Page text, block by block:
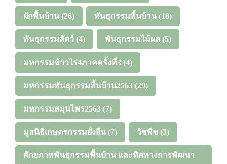
ผักพื้นบ้าน (26) พันธุกรรมพื้นบ้าน (18)
พันธุกรรมสัตว์ (4) พันธุกรรมไม้ผล (5)
มหกรรมข้าวไร่4ภาคครั้งที่3 (4)
มหกรรมพันธุกรรมพื้นบ้าน2563 (29)
มหกรรมสมุนไพร2563 (7)
มูลนิธิเกษตรกรรมยั่งยืน (7) วัชพืช (3)
ศักยภาพพันธุกรรมพื้นบ้าน และทิศทางการพัฒนา